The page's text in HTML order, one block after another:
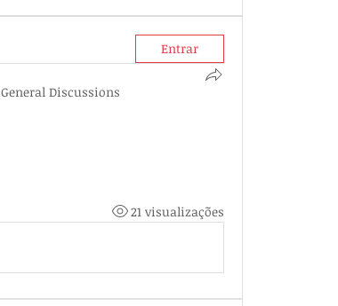
Entrar
General Discussions
21 visualizações